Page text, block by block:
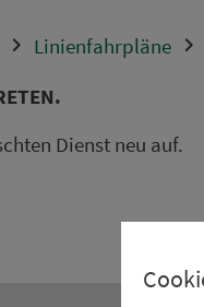
Linienfahrpläne
Dienst neu auf.